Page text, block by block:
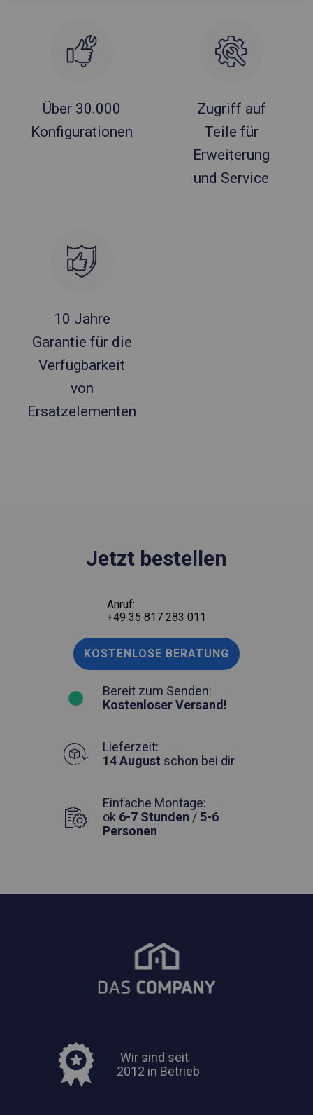
Über 30.000
Konfigurationen
Zugriff auf
Teile für
Erweiterung
und Service
10 Jahre
Garantie für die
Verfügbarkeit
von
Ersatzelementen
Jetzt bestellen
Anruf:
+49 35 817 283 011
KOSTENLOSE BERATUNG
Bereit zum Senden:
Kostenloser Versand!
Lieferzeit:
14 August schon bei dir
Einfache Montage:
ok 6-7 Stunden / 5-6
Personen
Wir sind seit
2012 in Betrieb